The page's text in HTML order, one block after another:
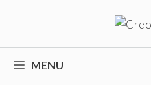
o
conteúdoMENU